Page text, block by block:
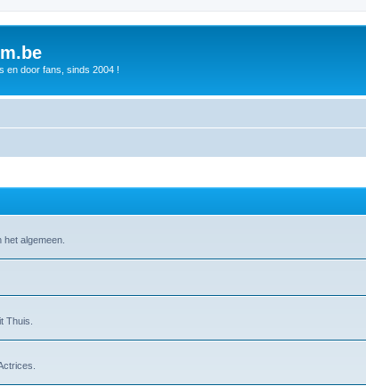
en door fans, sinds 2004 !
algemeen.
Thuis.